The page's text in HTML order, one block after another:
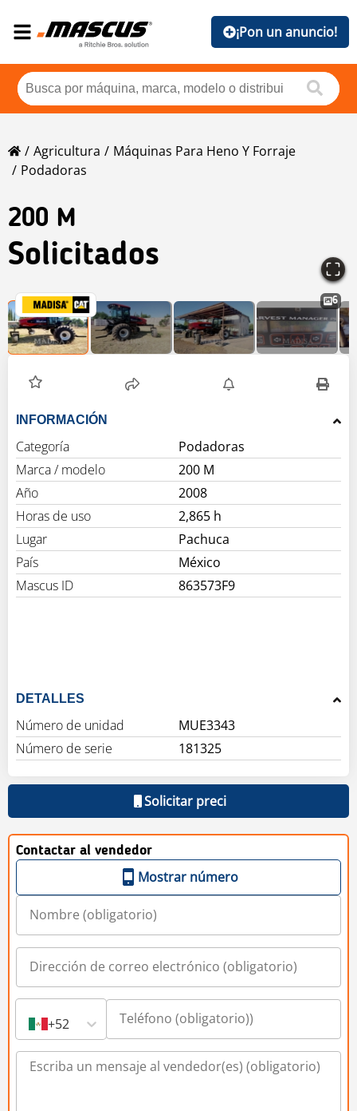
¡Pon un anuncio!
Agricultura
Máquinas Para Heno Y Forraje
Podadoras
200 M
Solicitados
6
INFORMACIÓN
Categoría
Podadoras
Marca / modelo
200 M
Año
2008
Horas de uso
2,865 h
Lugar
Pachuca
País
México
Mascus ID
863573F9
DETALLES
Número de unidad
MUE3343
Número de serie
181325
Solicitar preci
Contactar al vendedor
Mostrar número
+52